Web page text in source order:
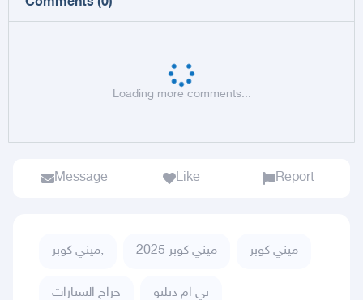
Comments (0)
Loading more comments...
Message Like Report
ميني كوبر, ميني كوبر 2025 ميني كوبر
حراج السيارات بي ام دبليو